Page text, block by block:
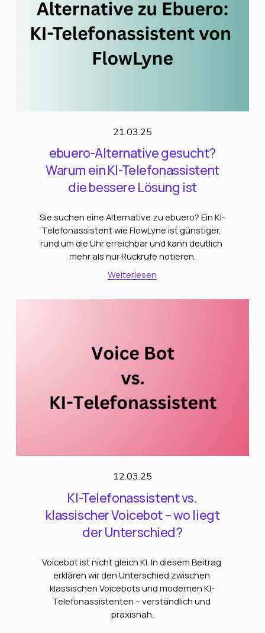
21.03.25
ebuero-Alternative gesucht?
Warum ein KI-Telefonassistent
die bessere Lösung ist
Sie suchen eine Alternative zu ebuero? Ein KI-
Telefonassistent wie FlowLyne ist günstiger,
rund um die Uhr erreichbar und kann deutlich
mehr als nur Rückrufe notieren.
Weiterlesen
12.03.25
KI-Telefonassistent vs.
klassischer Voicebot – wo liegt
der Unterschied?
Voicebot ist nicht gleich KI. In diesem Beitrag
erklären wir den Unterschied zwischen
klassischen Voicebots und modernen KI-
Telefonassistenten – verständlich und
praxisnah.